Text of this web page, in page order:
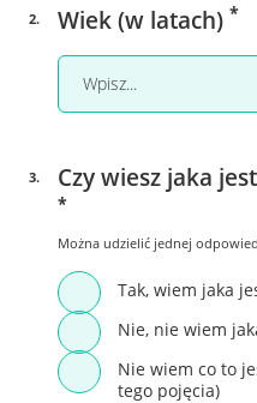
2. Wiek (w latach) *
3. Czy wiesz jaka
*
Można udzielić jednej
Tak, wiem jaka
Nie, nie wiem
Nie wiem co to
tego pojęcia)